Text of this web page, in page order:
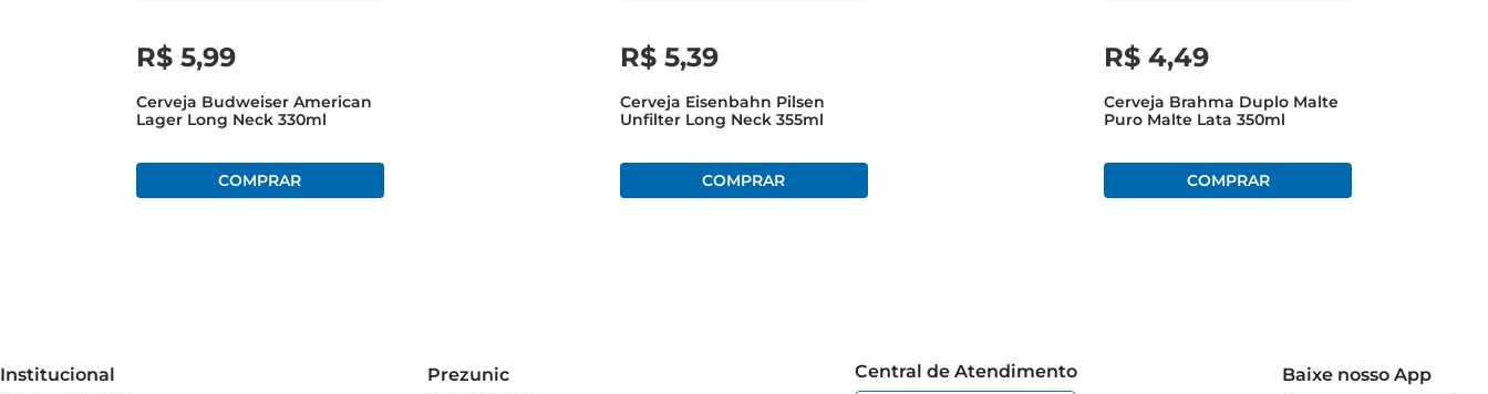
R$ 5,99
Cerveja Budweiser American
Lager Long Neck 330ml
R$ 5,39
Cerveja Eisenbahn Pilsen
Unfilter Long Neck 355ml
R$ 4,49
Cerveja Brahma Duplo Malte
Puro Malte Lata 350ml
Institucional Prezunic
Central de Atendimento
Baixe nosso App